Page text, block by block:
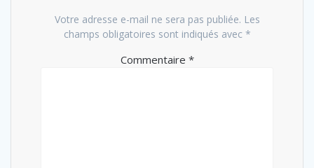
Votre adresse e-mail ne sera pas publiée. Les
champs obligatoires sont indiqués avec *
Commentaire *